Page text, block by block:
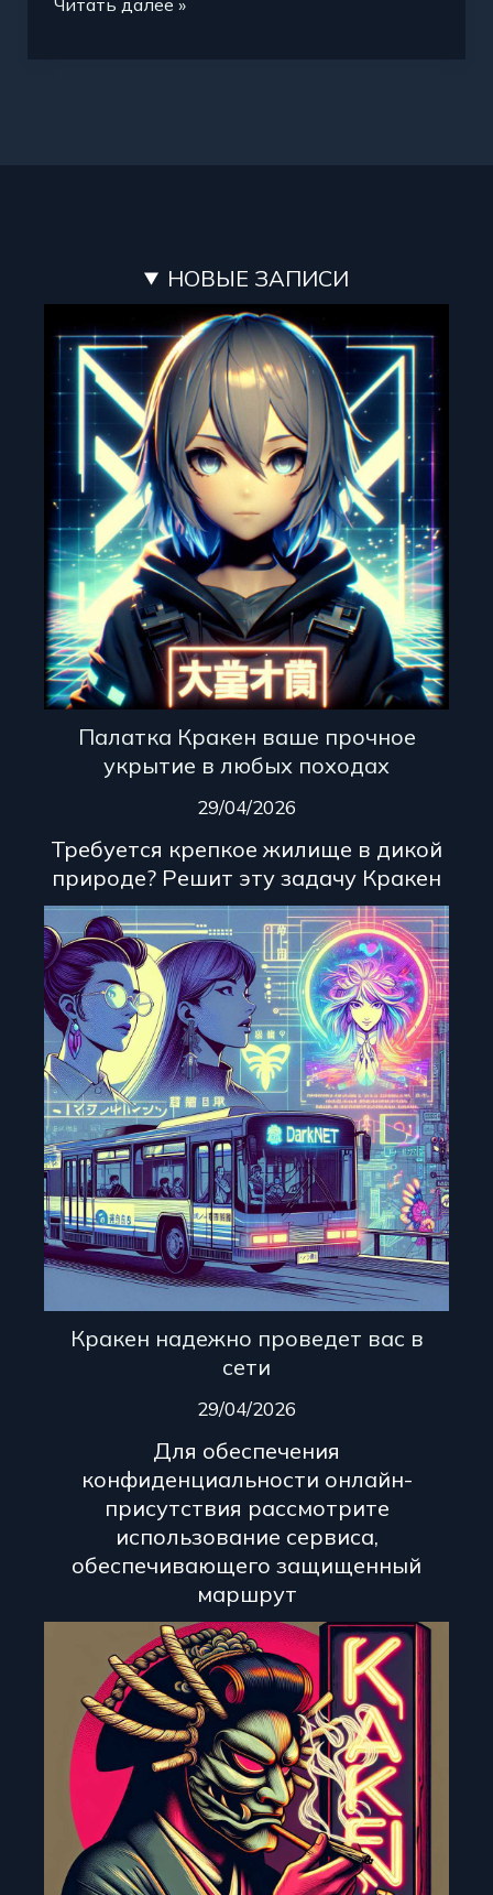
НОВЫЕ ЗАПИСИ
Палатка Кракен ваше прочное
укрытие в любых походах
29/04/2026
Требуется крепкое жилище в дикой
природе? Решит эту задачу Кракен
Кракен надежно проведет вас в
сети
29/04/2026
Для обеспечения
конфиденциальности онлайн-
присутствия рассмотрите
использование сервиса,
обеспечивающего защищенный
маршрут